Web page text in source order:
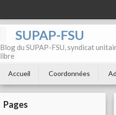
SUPAP-FSU
Blog du SUPAP-FSU, syndicat
libre
Accueil Coordonnées
Pages